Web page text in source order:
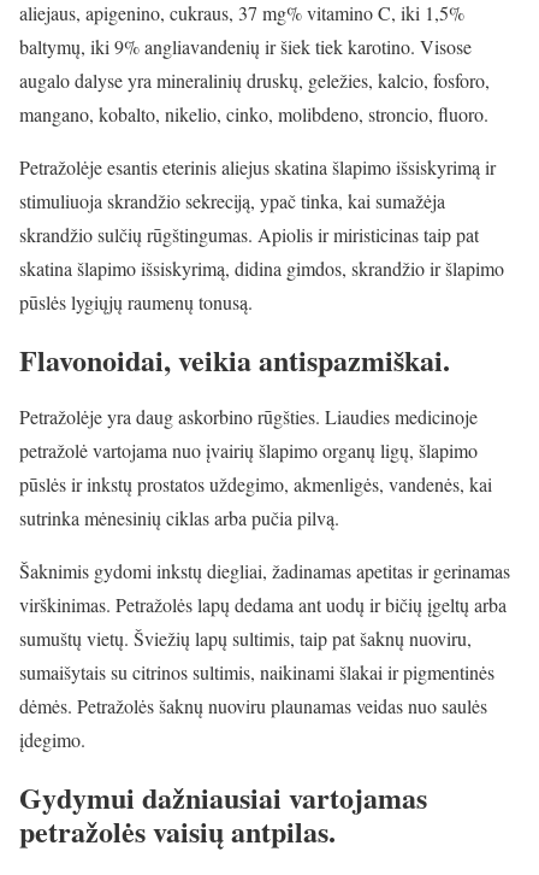
aliejaus, apigenino, cukraus, 37 mg% vitamino C, iki 1,5%
baltymų, iki 9% angliavandenių ir šiek tiek karotino. Visose
augalo dalyse yra mineralinių druskų, geležies, kalcio, fosforo,
mangano, kobalto, nikelio, cinko, molibdeno, stroncio, fluoro.
Petražolėje esantis eterinis aliejus skatina šlapimo išsiskyrimą ir
stimuliuoja skrandžio sekreciją, ypač tinka, kai sumažėja
skrandžio sulčių rūgštingumas. Apiolis ir miristicinas taip pat
skatina šlapimo išsiskyrimą, didina gimdos, skrandžio ir šlapimo
pūslės lygiųjų raumenų tonusą.
Flavonoidai, veikia antispazmiškai.
Petražolėje yra daug askorbino rūgšties. Liaudies medicinoje
petražolė vartojama nuo įvairių šlapimo organų ligų, šlapimo
pūslės ir inkstų prostatos uždegimo, akmenligės, vandenės, kai
sutrinka mėnesinių ciklas arba pučia pilvą.
Šaknimis gydomi inkstų diegliai, žadinamas apetitas ir gerinamas
virškinimas. Petražolės lapų dedama ant uodų ir bičių įgeltų arba
sumuštų vietų. Šviežių lapų sultimis, taip pat šaknų nuoviru,
sumaišytais su citrinos sultimis, naikinami šlakai ir pigmentinės
dėmės. Petražolės šaknų nuoviru plaunamas veidas nuo saulės
įdegimo.
Gydymui dažniausiai vartojamas
petražolės vaisių antpilas.